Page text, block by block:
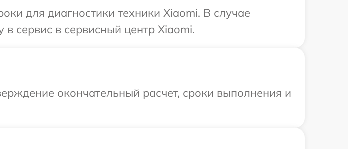
для диагностики техники Xiaomi. В случае
сервис в сервисный центр Xiaomi.
окончательный расчет, сроки выполнения и